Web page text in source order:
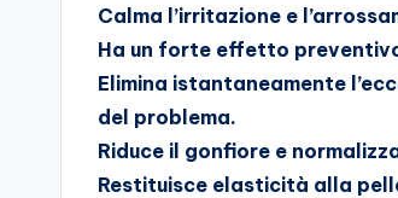
Calma l’irritazione e
Ha un forte effetto
Elimina istantaneamente
del problema.
Riduce il gonfiore e
Restituisce elasticità alla